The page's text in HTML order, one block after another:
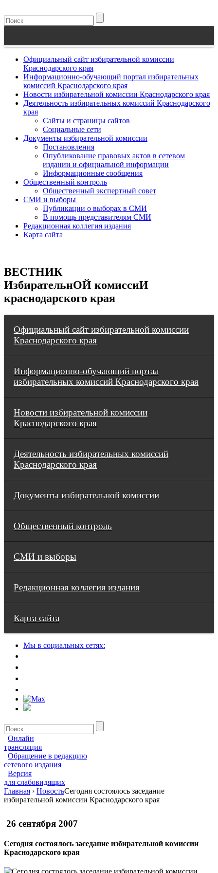
Официальный сайт избирательной комиссии
Краснодарского края
Информационно-обучающий портал избирательных
комиссий Краснодарского края
Новости избирательной комиссии Краснодарского края
Деятельность избирательных комиссий Краснодарского
края
Сайты и страницы сайтов
Социальные сети
Документы избирательной комиссии
Постановления
Опубликование правовых актов в сетевом
издании и официальной информации
Информационные сообщения
Общественный контроль
Общественный экспертный совет
СМИ и выборы
Публикации о выборах в СМИ
В помощь представителям СМИ
Редакционная коллегия издания
Карта сайта
ВЕСТНИК
ИзбирательнОЙ комиссиИ
краснодарского края
Официальный сайт избирательной комиссии
Краснодарского края
Информационно-обучающий портал
избирательных комиссий Краснодарского края
Новости избирательной комиссии
Краснодарского края
Деятельность избирательных комиссий
Краснодарского края
Документы избирательной комиссии
Общественный контроль
СМИ и выборы
Редакционная коллегия издания
Карта сайта
Мы в социальных сетях:
Онлайн
трансляция
Обращение в редакцию
сетевого издания
Версия
для слабовидящих
Главная › НовостьСегодня состоялось заседание
избирательной комиссии Краснодарского края
26 сентября 2007
Сегодня состоялось заседание избирательной комиссии
Краснодарского края